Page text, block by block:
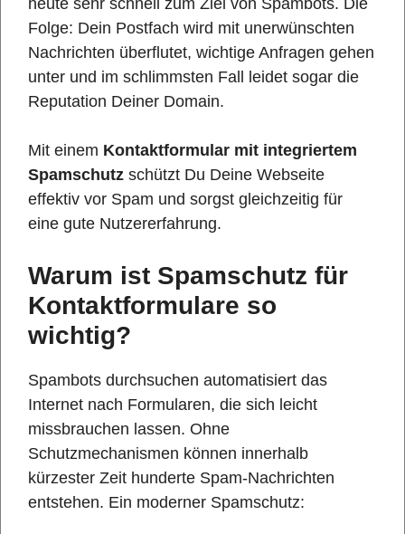
heute sehr schnell zum Ziel von Spambots. Die
Folge: Dein Postfach wird mit unerwünschten
Nachrichten überflutet, wichtige Anfragen gehen
unter und im schlimmsten Fall leidet sogar die
Reputation Deiner Domain.
Mit einem Kontaktformular mit integriertem
Spamschutz schützt Du Deine Webseite
effektiv vor Spam und sorgst gleichzeitig für
eine gute Nutzererfahrung.
Warum ist Spamschutz für
Kontaktformulare so
wichtig?
Spambots durchsuchen automatisiert das
Internet nach Formularen, die sich leicht
missbrauchen lassen. Ohne
Schutzmechanismen können innerhalb
kürzester Zeit hunderte Spam-Nachrichten
entstehen. Ein moderner Spamschutz: